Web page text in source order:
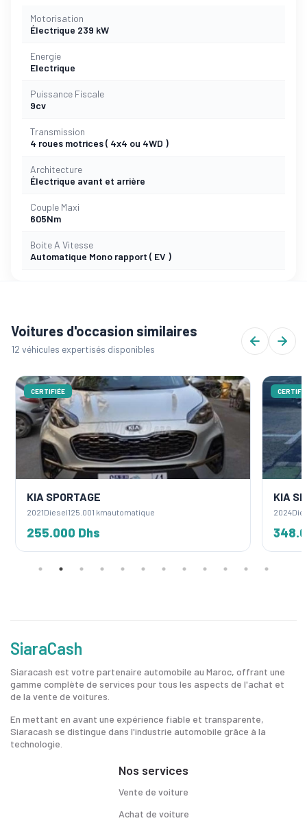
Motorisation
Électrique 239 kW
Energie
Electrique
Puissance Fiscale
9cv
Transmission
4 roues motrices ( 4x4 ou 4WD )
Architecture
Électrique avant et arrière
Couple Maxi
605Nm
Boite A Vitesse
Automatique Mono rapport ( EV )
Voitures d'occasion similaires
12 véhicules expertisés disponibles
CERTIFIÉE
KIA SPORTAGE
2021Diesel125.001 kmautomatique
255.000 Dhs
CERTIFIÉE
KIA
2024
SiaraCash
Siaracash est votre partenaire automobile au Maroc, offrant une
gamme complète de services pour tous les aspects de l'achat et
de la vente de voitures.
En mettant en avant une expérience fiable et transparente,
Siaracash se distingue dans l'industrie automobile grâce à la
technologie.
Nos services
Vente de voiture
Achat de voiture